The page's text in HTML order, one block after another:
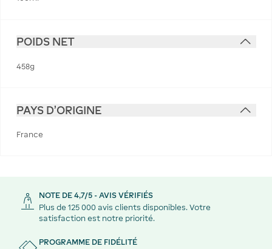
POIDS NET
458g
PAYS D'ORIGINE
France
NOTE DE 4,7/5 - AVIS VÉRIFIÉS
Plus de 125 000 avis clients disponibles. Votre
satisfaction est notre priorité.
PROGRAMME DE FIDÉLITÉ